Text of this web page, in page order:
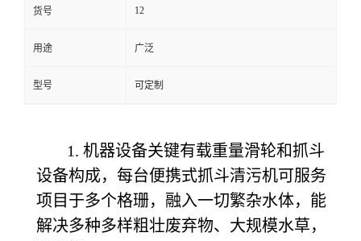
货号 12
用途 广泛
型号 可定制
1. 机器设备关键有载重量滑轮和抓斗
设备构成，每台便携式抓斗清污机可服务
项目于多个格珊，融入一切繁杂水体，能
解决多种多样粗壮废弃物、大规模水草，